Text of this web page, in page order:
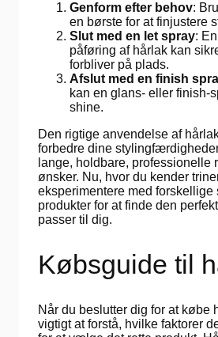
Genform efter behov:
en børste for at finjustere
Slut med en let spray:
påføring af hårlak kan
forbliver på plads.
Afslut med en finish
kan en glans- eller finish-
shine.
Den rigtige anvendelse af
forbedre dine
lange, holdbare, professionelle
ønsker. Nu, hvor du kender
eksperimentere med forskellige
produkter for at finde den
passer til dig.
Købsguide til
Når du beslutter dig for at købe
vigtigt at forstå, hvilke faktorer